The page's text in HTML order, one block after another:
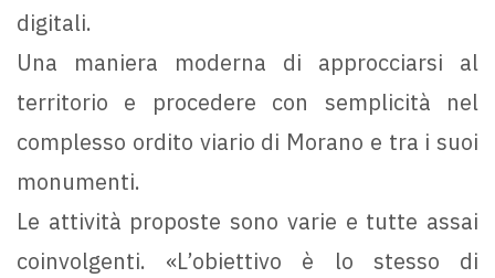
digitali.
Una maniera moderna di approcciarsi al
territorio e procedere con semplicità nel
complesso ordito viario di Morano e tra i suoi
monumenti.
Le attività proposte sono varie e tutte assai
coinvolgenti. «L’obiettivo è lo stesso di